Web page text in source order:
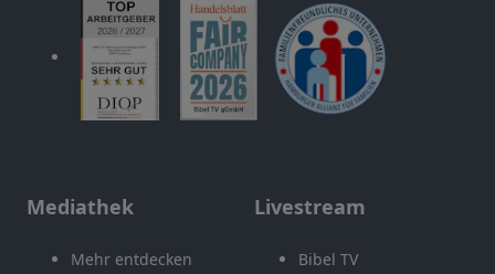
Mediathek
Mehr entdecken
Livestream
Bibel TV